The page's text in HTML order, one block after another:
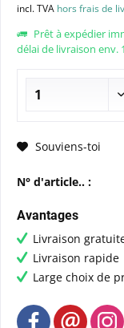
incl. TVA hors frais de
Prêt à expédier
délai de livraison env.
Souviens-toi
N° d'article.. :
Avantages
Livraison
Livraison rapide
Large choix de